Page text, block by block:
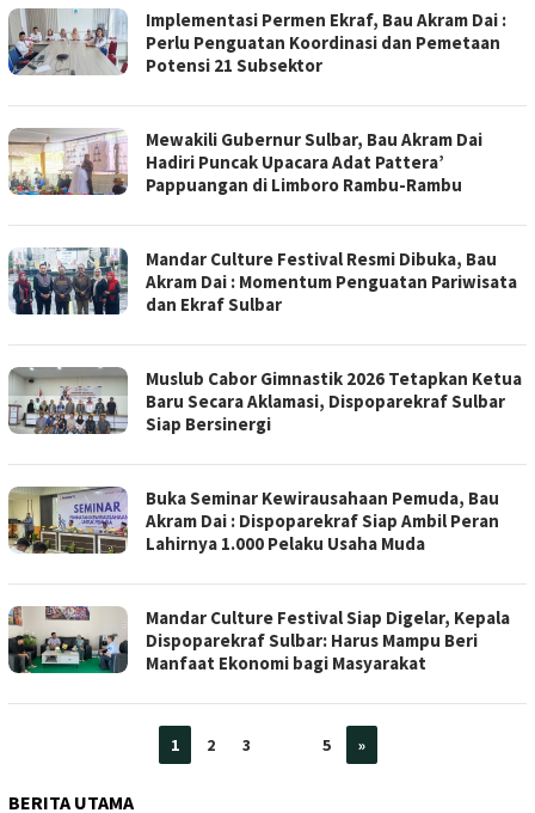
Implementasi Permen Ekraf, Bau Akram Dai :
Perlu Penguatan Koordinasi dan Pemetaan
Potensi 21 Subsektor
Mewakili Gubernur Sulbar, Bau Akram Dai
Hadiri Puncak Upacara Adat Pattera’
Pappuangan di Limboro Rambu-Rambu
Mandar Culture Festival Resmi Dibuka, Bau
Akram Dai : Momentum Penguatan Pariwisata
dan Ekraf Sulbar
Muslub Cabor Gimnastik 2026 Tetapkan Ketua
Baru Secara Aklamasi, Dispoparekraf Sulbar
Siap Bersinergi
Buka Seminar Kewirausahaan Pemuda, Bau
Akram Dai : Dispoparekraf Siap Ambil Peran
Lahirnya 1.000 Pelaku Usaha Muda
Mandar Culture Festival Siap Digelar, Kepala
Dispoparekraf Sulbar: Harus Mampu Beri
Manfaat Ekonomi bagi Masyarakat
1 2 3 5 »
BERITA UTAMA